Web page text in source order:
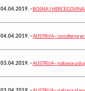
04.04.2019.- BOSNA I
04.04.2019.-AUSTRIJA– izvođenje
03.04.2019.-AUSTRIJA– nabava